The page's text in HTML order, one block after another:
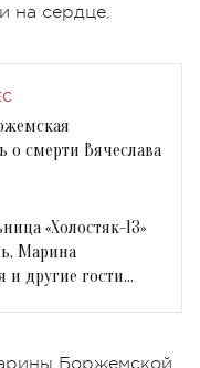
на сердце.
о смерти Вячеслава
«Холостяк-13»
Марина
и другие гости
Боржемской,